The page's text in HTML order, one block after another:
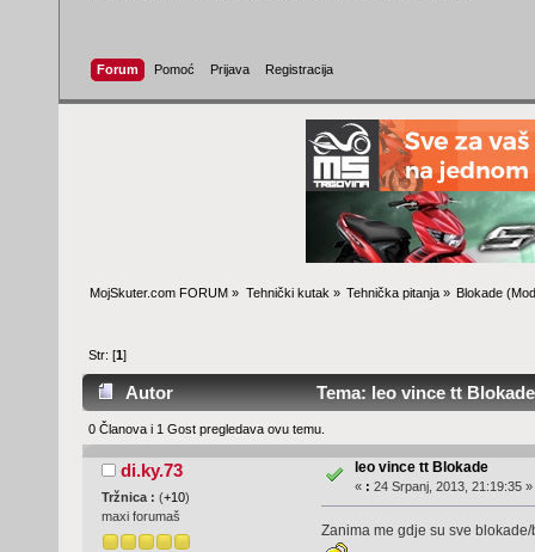
Forum Pomoć Prijava Registracija
MojSkuter.com FORUM » Tehnički kutak » Tehnička pitanja» Blokade
Str: [1]
Autor Tema: leo vince tt
0 Članova i 1 Gost pregledava ovu temu.
di.ky.73
Tržnica : (+10)
maxi forumaš
leo vince tt Blokade
« : 24 Srpanj, 2013, 21:19:35 »
Zanima me gdje su sve